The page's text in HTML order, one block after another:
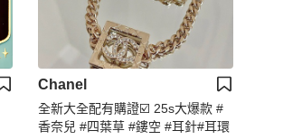
Chanel
全新大全配有購證☑️ 25s大爆款 #
香奈兒 #四葉草 #鏤空 #耳針#耳環